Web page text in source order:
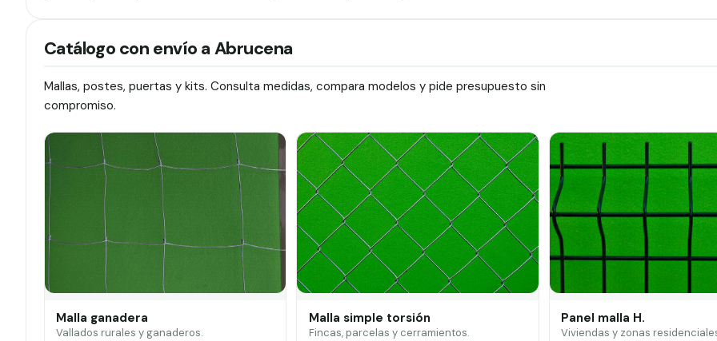
Catálogo con envío a Abrucena
Mallas, postes, puertas y kits. Consulta medidas, compara modelos y pide presupuesto sin
compromiso.
Malla ganadera
Vallados rurales y ganaderos.
Malla simple torsión
Fincas, parcelas y cerramientos.
Panel malla H.
Viviendas y zonas